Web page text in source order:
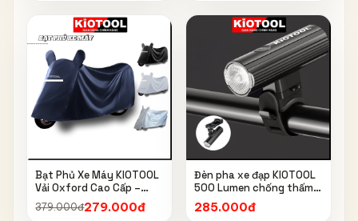
Bạt Phủ Xe Máy KIOTOOL
Vải Oxford Cao Cấp –
Chống Nắng, Chống Mưa,
Chống Bụi, Chống Tia UV,
379.000đ279.000đ
Đèn pha xe đạp KIOTOOL
500 Lumen chống thấm
nước IPX6 6603
285.000đ